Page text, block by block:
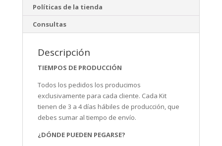
Políticas de la tienda
Consultas
Descripción
TIEMPOS DE PRODUCCIÓN
Todos los pedidos los producimos
exclusivamente para cada cliente. Cada Kit
tienen de 3 a 4 días hábiles de producción, que
debes sumar al tiempo de envío.
¿DÓNDE PUEDEN PEGARSE?